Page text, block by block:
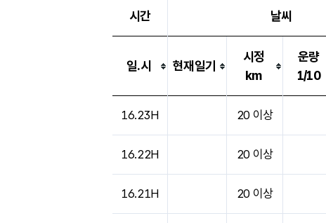
시간 날씨
일.시 현재일기
시정
km
운량
1/10
16.23H 20 이상
16.22H 20 이상
16.21H 20 이상